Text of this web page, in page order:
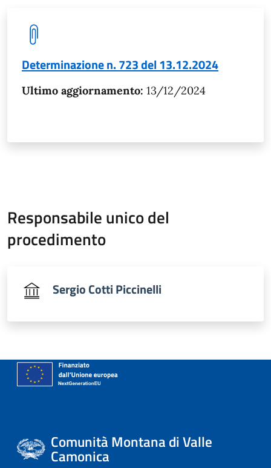
Determinazione n. 723 del 13.12.2024
Ultimo aggiornamento: 13/12/2024
Responsabile unico del
procedimento
Sergio Cotti Piccinelli
Comunità Montana di Valle
Camonica